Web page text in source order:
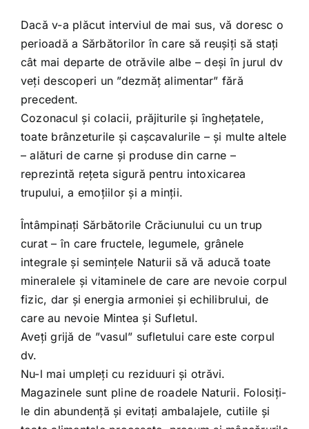
Dacă v-a plăcut interviul de mai sus, vă doresc o
perioadă a Sărbătorilor în care să reușiți să stați
cât mai departe de otrăvile albe – deși în jurul dv
veți descoperi un ”dezmăț alimentar” fără
precedent.
Cozonacul și colacii, prăjiturile și înghețatele,
toate brânzeturile și cașcavalurile – și multe altele
– alături de carne și produse din carne –
reprezintă rețeta sigură pentru intoxicarea
trupului, a emoțiilor și a minții.
Întâmpinați Sărbătorile Crăciunului cu un trup
curat – în care fructele, legumele, grânele
integrale și semințele Naturii să vă aducă toate
mineralele și vitaminele de care are nevoie corpul
fizic, dar și energia armoniei și echilibrului, de
care au nevoie Mintea și Sufletul.
Aveți grijă de ”vasul” sufletului care este corpul
dv.
Nu-l mai umpleți cu reziduuri și otrăvi.
Magazinele sunt pline de roadele Naturii. Folosiți-
le din abundență și evitați ambalajele, cutiile și